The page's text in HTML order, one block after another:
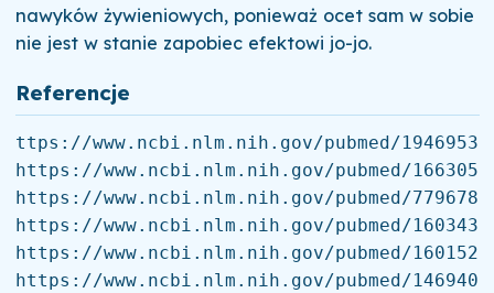
nawyków żywieniowych, ponieważ ocet sam w sobie
nie jest w stanie zapobiec efektowi jo-jo.
Referencje
ttps://www.ncbi.nlm.nih.gov/pubmed/19469536
https://www.ncbi.nlm.nih.gov/pubmed/
https://www.ncbi.nlm.nih.gov/pubmed/7796781
https://www.ncbi.nlm.nih.gov/pubmed/
https://www.ncbi.nlm.nih.gov/pubmed/
https://www.ncbi.nlm.nih.gov/pubmed/